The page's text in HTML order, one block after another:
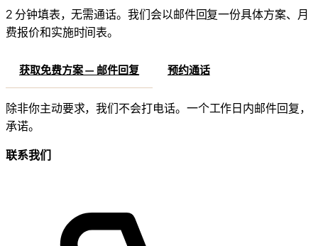
2 分钟填表，无需通话。我们会以邮件回复一份具体方案、月
费报价和实施时间表。
获取免费方案 — 邮件回复 预约通话
除非你主动要求，我们不会打电话。一个工作日内邮件回复，
承诺。
联系我们